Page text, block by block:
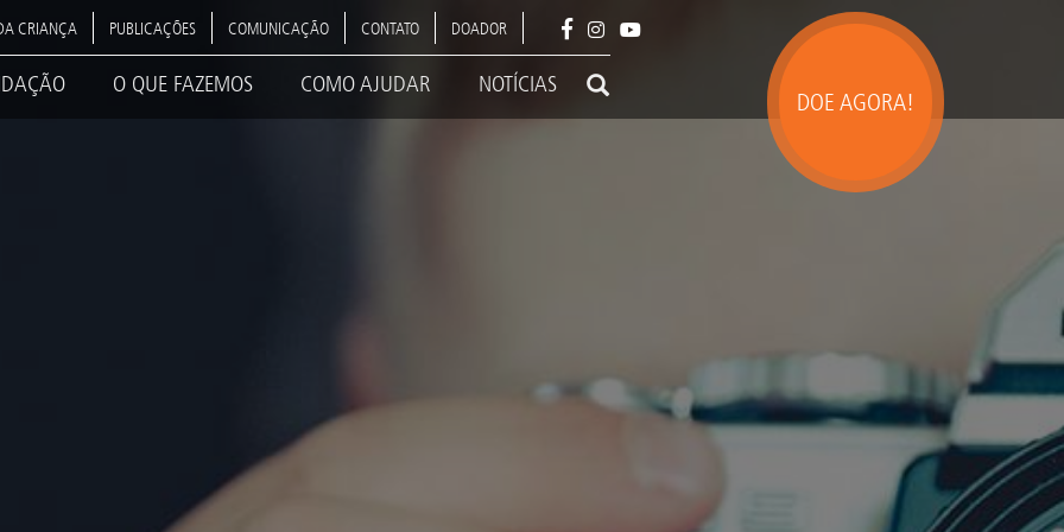
DOE AGORA!
CRIANÇA PUBLICAÇÕES COMUNICAÇÃO CONTATO DOADOR
O QUE FAZEMOS COMO AJUDAR NOTÍCIAS